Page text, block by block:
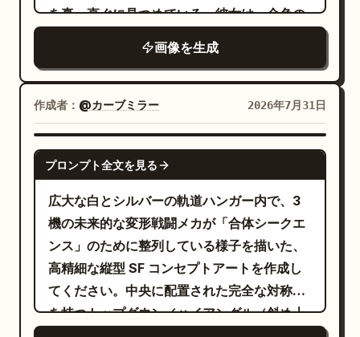
を真っ直ぐに見つめている。彼女は、金色の
の漆塗り 侍の鎧（鎧）
ている。肩（袖）と胸（胴）には重なり合う
鱗状のプレート、赤い絹の紐と房飾りがあ
り、袖口と襟元からはターコイズとゴールド
の花柄の絹のインナーが見える。お揃いの籠
手（こて）と太ももの防具、太ももが見える
短い鎧のスカート、ピンクがかった赤の鎧ブ
ーツを身につけている。鮮やかな赤の漆塗り
の鞘に入った刀が、彼女の左肩に預けられて
いる。柔らかな自然光が差し込む、伝統的な
日本の
掛け軸のある部屋の背景 と金色の侍の
工芸品。非常に詳細なフォトリアル、エレガ
ントかつ力強い、映画のような構図、8k
画像を生成
作成者： @カーブミラー 2026年7月31日
GPT IMAGE 2
プロンプト全文を見る
広大な白とシルバーの軌道ハンガー内で、3
機の未来的な変形戦闘メカが「合体シークエ
ンス」のために整列している様子を描いた、
高精細な縦型 SF コンセプトアートを作成し
てください。中央に配置された完全な対称性
を持つトップダウン／ハイアングル（斜め上